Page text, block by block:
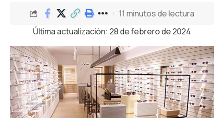
Última actualización: 28 de febrero de 2024
11 minutos de lectura